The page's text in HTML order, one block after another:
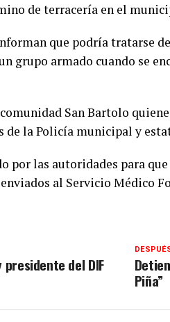
de terracería en el
que podría tratarse
grupo armado cuando se
San Bartolo
de la Policía municipal y
por las autoridades para
al Servicio Médico
Piña”
presidente del DIF